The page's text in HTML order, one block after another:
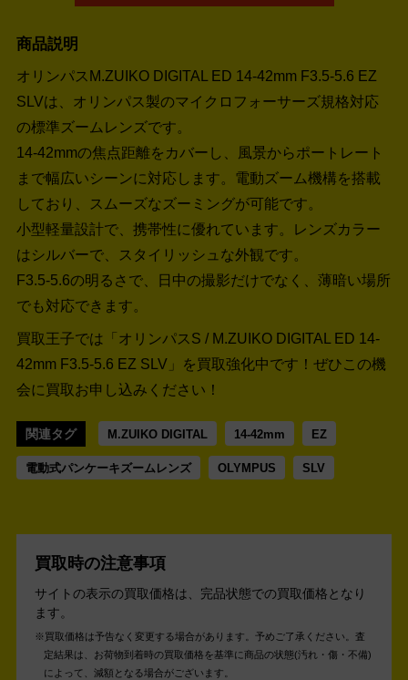
商品説明
オリンパスM.ZUIKO DIGITAL ED 14-42mm F3.5-5.6 EZ
SLVは、オリンパス製のマイクロフォーサーズ規格対応
の標準ズームレンズです。
14-42mmの焦点距離をカバーし、風景からポートレート
まで幅広いシーンに対応します。電動ズーム機構を搭載
しており、スムーズなズーミングが可能です。
小型軽量設計で、携帯性に優れています。レンズカラー
はシルバーで、スタイリッシュな外観です。
F3.5-5.6の明るさで、日中の撮影だけでなく、薄暗い場所
でも対応できます。
買取王子では「オリンパスS / M.ZUIKO DIGITAL ED 14-
42mm F3.5-5.6 EZ SLV」を買取強化中です！ ぜひこの機
会に買取お申し込みください！
関連タグ M.ZUIKO DIGITAL 14-42mm EZ
電動式パンケーキズームレンズ OLYMPUS SLV
買取時の注意事項
サイトの表示の買取価格は、完品状態での買取価格となり
ます。
買取価格は予告なく変更する場合があります。予めご了承ください。 査
定結果は、お荷物到着時の買取価格を基準に商品の状態(汚れ・傷・不備)
によって、減額となる場合がございます。